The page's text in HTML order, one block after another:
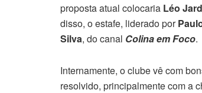
proposta atual colocaria Léo
disso, o estafe, liderado por
Silva, do canal Colina em Foco.
Internamente, o clube vê com
resolvido, principalmente com a